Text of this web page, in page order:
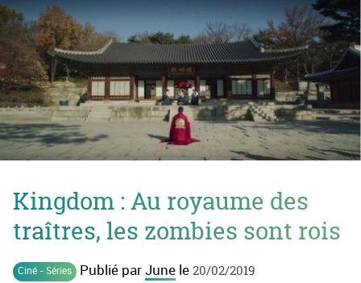
Kingdom : Au royaume des
traîtres, les zombies sont rois
Ciné - Séries Publié par June le 20/02/2019